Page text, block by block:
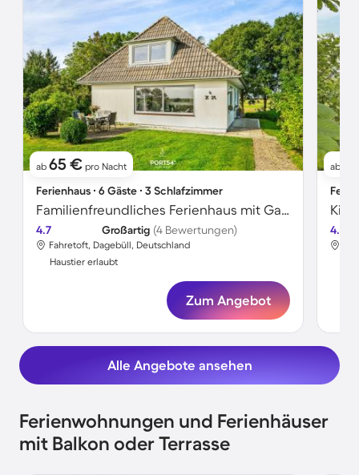
ab 65 € pro Nacht
Ferienhaus ∙ 6 Gäste ∙ 3 Schlafzimmer
Familienfreundliches Ferienhaus mit Garten und Terrasse | Gartenblick | Ideal für Homeoffice | Hunde erlaubt
4.7 Großartig (4 Bewertungen)
Fahretoft, Dagebüll, Deutschland
Haustier erlaubt
Zum Angebot
ab
4.6
Alle Angebote ansehen
Ferienwohnungen und Ferienhäuser
mit Balkon oder Terrasse